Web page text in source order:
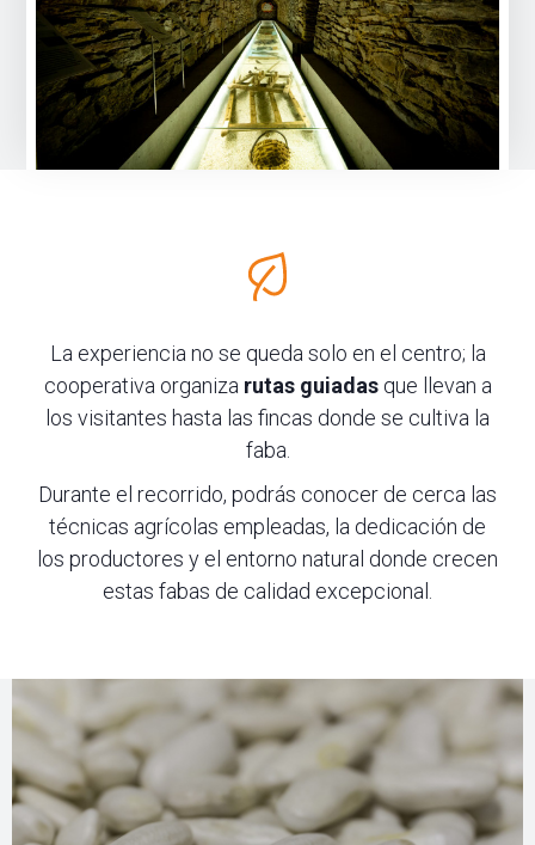
La experiencia no se queda solo en el centro; la
cooperativa organiza rutas guiadasque llevan a
los visitantes hasta las fincas donde se cultiva la
faba.
Durante el recorrido, podrás conocer de cerca las
técnicas agrícolas empleadas, la dedicación de
los productores y el entorno natural donde crecen
estas fabas de calidad excepcional.